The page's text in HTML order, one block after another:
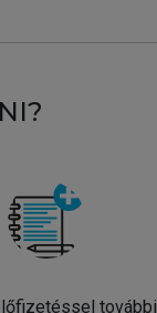
további